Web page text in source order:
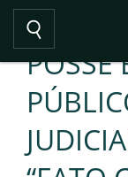
POSSE